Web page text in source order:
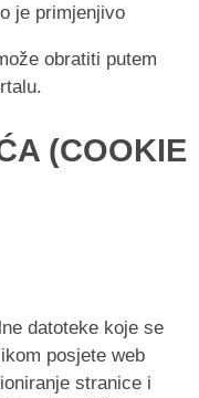
je primjenjivo
obratiti putem
(COOKIE
datoteke koje se
posjete web
stranice i